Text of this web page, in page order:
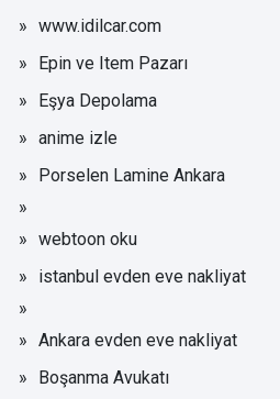
www.idilcar.com
Epin ve Item Pazarı
Eşya Depolama
anime izle
Porselen Lamine Ankara
webtoon oku
istanbul evden eve nakliyat
Ankara evden eve nakliyat
Boşanma Avukatı